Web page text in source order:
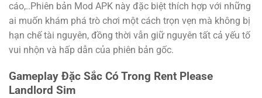
cáo,..Phiên bản Mod APK này đặc biệt thích hợp với những
ai muốn khám phá trò chơi một cách trọn vẹn mà không bị
hạn chế tài nguyên, đồng thời vẫn giữ nguyên tất cả yếu tố
vui nhộn và hấp dẫn của phiên bản gốc.
Gameplay Đặc Sắc Có Trong Rent Please
Landlord Sim